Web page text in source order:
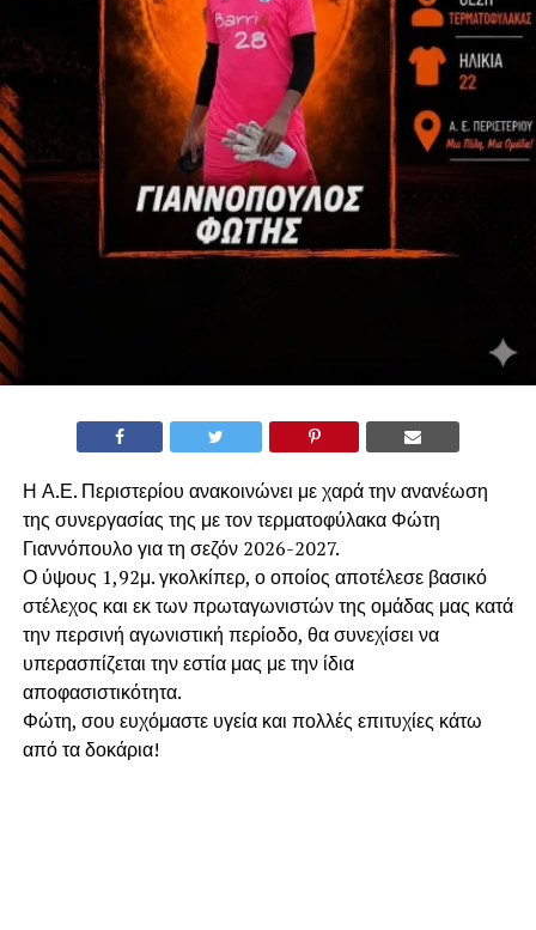
Η Α.Ε. Περιστερίου ανακοινώνει με χαρά την ανανέωση
της συνεργασίας της με τον τερματοφύλακα Φώτη
Γιαννόπουλο για τη σεζόν 2026-2027.
​Ο ύψους 1,92μ. γκολκίπερ, ο οποίος αποτέλεσε βασικό
στέλεχος και εκ των πρωταγωνιστών της ομάδας μας κατά
την περσινή αγωνιστική περίοδο, θα συνεχίσει να
υπερασπίζεται την εστία μας με την ίδια
αποφασιστικότητα.
​Φώτη, σου ευχόμαστε υγεία και πολλές επιτυχίες κάτω
από τα δοκάρια!